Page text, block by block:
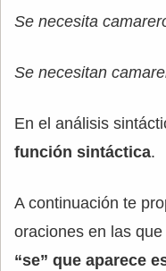
Se necesita
Se necesitan
En el análisis
función sintáctica.
A continuación te
oraciones en las
“se” que aparece